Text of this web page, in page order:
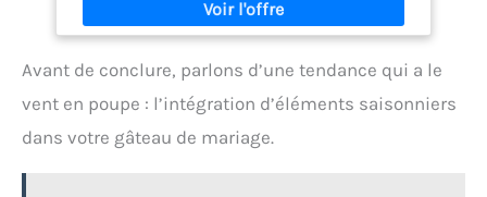
abstrait moderne ajoute une touche de raffinement
à tout espace. Placement Polyvalent : Que ce soit sur
dans un salon, cette sculpture s'adapte à tous les
intérieurs, apportant une touche sophistiquée à
votre décoration. Matériau Haut de Gamme :
Fabriquée en résine de qualité supérieure, cette
Avant de conclure, parlons d’une tendance qui a le
vent en poupe : l’intégration d’éléments saisonniers
dans votre gâteau de mariage.